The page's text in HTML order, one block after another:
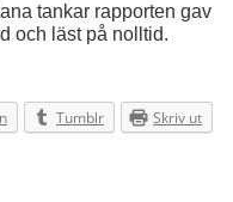
tankar rapporten gav
och läst på nolltid.
Tumblr Skriv ut